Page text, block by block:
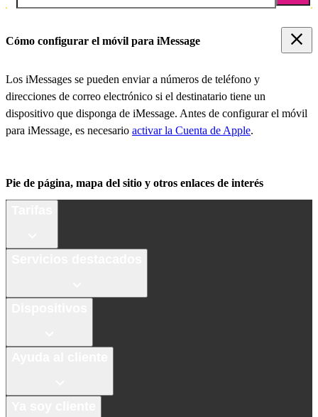
Cómo configurar el móvil para iMessage
Los iMessages se pueden enviar a números de teléfono y
direcciones de correo electrónico si el destinatario tiene un
dispositivo que disponga de iMessage. Antes de configurar el móvil
para iMessage, es necesario activar la Cuenta de Apple.
Pie de página, mapa del sitio y otros enlaces de interés